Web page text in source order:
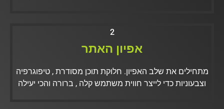
2
אפיון האתר
מתחילים את שלב האפיון. חלוקת תוכן מסודרת , טיפוגרפיה
וצבעוניות כדי לייצר חווית משתמש קלה , ברורה והכי יעילה